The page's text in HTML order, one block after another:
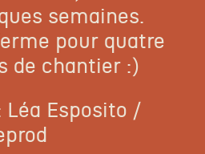
semaines.
pour quatre
de chantier:)
Léa Esposito /